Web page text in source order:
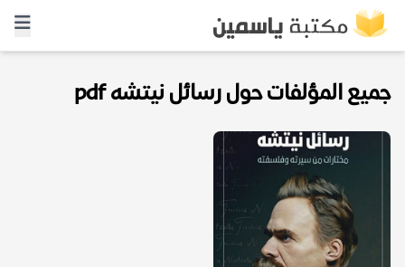
جميع المؤلفات حول رسائل نيتشه pdf